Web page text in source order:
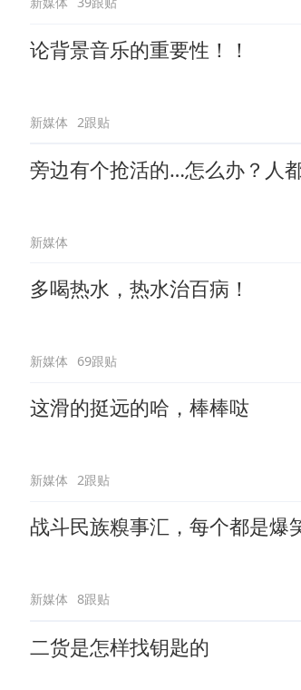
论背景音乐的重要性！！
新媒体 2跟贴
旁边有个抢活的…怎么办？人
新媒体
多喝热水，热水治百病！
新媒体 69跟贴
这滑的挺远的哈，棒棒哒
新媒体 2跟贴
战斗民族糗事汇，每个都是爆
新媒体 8跟贴
二货是怎样找钥匙的